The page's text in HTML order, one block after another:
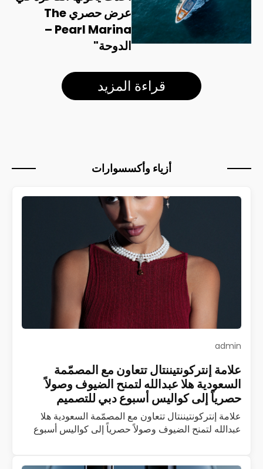
عرض حصري The
Pearl Marina –
الدوحة"
قراءة المزيد
أزياء وأكسسوارات
admin
علامة إنتركونتيننتال تتعاون مع المصمّمة
السعودية هلا عبدالله لتمنح الضيوف وصولاً
حصرياً إلى كواليس أسبوع دبي للتصميم
علامة إنتركونتيننتال تتعاون مع المصمّمة السعودية هلا
عبدالله لتمنح الضيوف وصولاً حصرياً إلى كواليس أسبوع